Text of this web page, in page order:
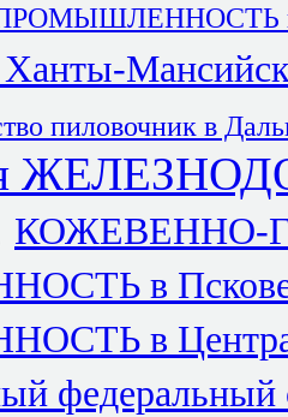
в
Ханты-
пиловочник в
КОЖЕВЕННО-
в
в